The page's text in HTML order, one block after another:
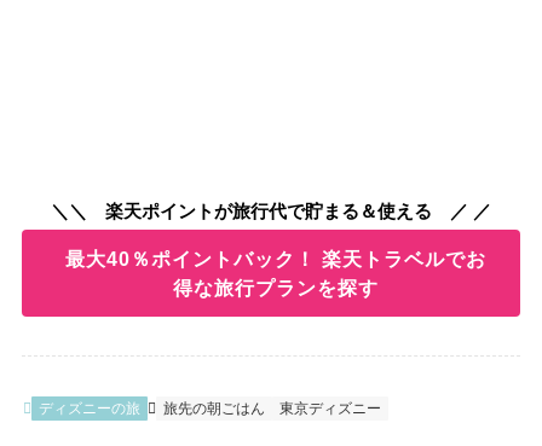
＼＼ 楽天ポイントが旅行代で貯まる＆使える ／ ／
最大40％ポイントバック！ 楽天トラベルでお
得な旅行プランを探す
ディズニーの旅 旅先の朝ごはん 東京ディズニー